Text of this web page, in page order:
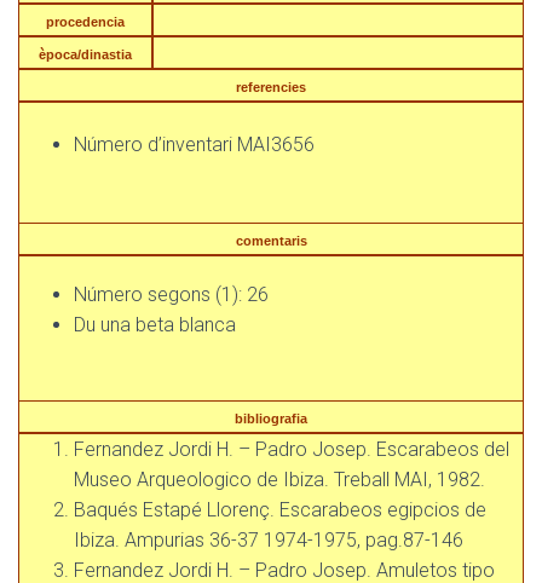
procedencia
època/dinastia
referencies
Número d’inventari MAI3656
comentaris
Número segons (1): 26
Du una beta blanca
bibliografia
Fernandez Jordi H. – Padro Josep. Escarabeos del
Museo Arqueologico de Ibiza. Treball MAI, 1982.
Baqués Estapé Llorenç. Escarabeos egipcios de
Ibiza. Ampurias 36-37 1974-1975, pag.87-146
Fernandez Jordi H. – Padro Josep. Amuletos tipo